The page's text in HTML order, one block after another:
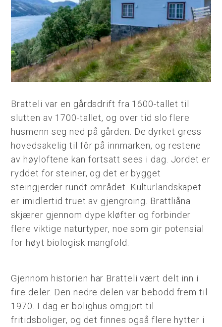
Bratteli var en gårdsdrift fra 1600-tallet til
slutten av 1700-tallet, og over tid slo flere
husmenn seg ned på gården. De dyrket gress
hovedsakelig til fôr på innmarken, og restene
av høyloftene kan fortsatt sees i dag. Jordet er
ryddet for steiner, og det er bygget
steingjerder rundt området. Kulturlandskapet
er imidlertid truet av gjengroing. Brattliåna
skjærer gjennom dype kløfter og forbinder
flere viktige naturtyper, noe som gir potensial
for høyt biologisk mangfold.
Gjennom historien har Bratteli vært delt inn i
fire deler. Den nedre delen var bebodd frem til
1970. I dag er bolighus omgjort til
fritidsboliger, og det finnes også flere hytter i